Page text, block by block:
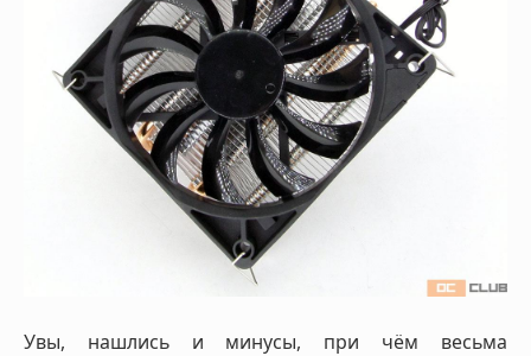
Увы, нашлись и минусы, при чём весьма